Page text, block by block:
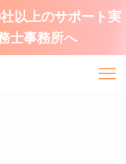
以上のサポート実
士事務所へ